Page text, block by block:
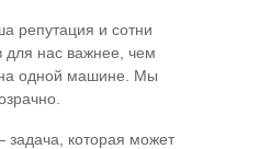
репутация и сотни
для нас важнее, чем
одной машине. Мы
которая может